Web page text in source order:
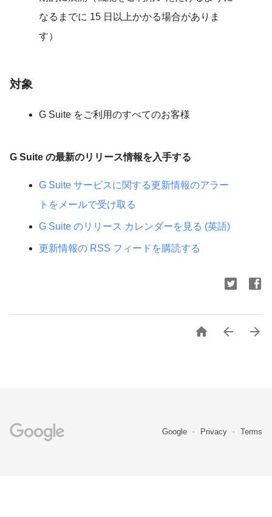
なるまでに 15 日以上かかる場合がありま
す）
対象
G Suite をご利用のすべてのお客様
G Suite の最新のリリース情報を入手する
G Suite サービスに関する更新情報のアラー
トをメールで受け取る
G Suite のリリース カレンダーを見る (英語)
更新情報の RSS フィードを購読する
  
Google Privacy Terms